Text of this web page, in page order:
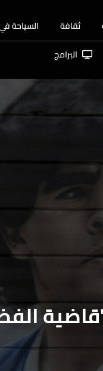
ثقافة السياحة
البرامج